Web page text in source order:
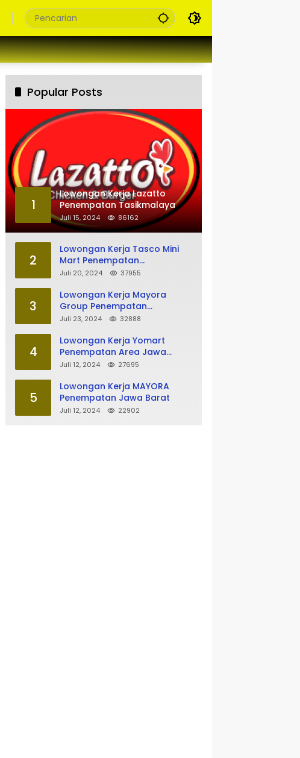
Popular Posts
1
Lowongan Kerja Lazatto
Penempatan Tasikmalaya
Juli 15, 2024 86162
2
Lowongan Kerja Tasco Mini
Mart Penempatan
Tasikmalaya
Juli 20, 2024 37955
3
Lowongan Kerja Mayora
Group Penempatan
Tasikmalaya
Juli 23, 2024 32888
4
Lowongan Kerja Yomart
Penempatan Area Jawa
Barat
Juli 12, 2024 27695
5
Lowongan Kerja MAYORA
Penempatan Jawa Barat
Juli 12, 2024 22902